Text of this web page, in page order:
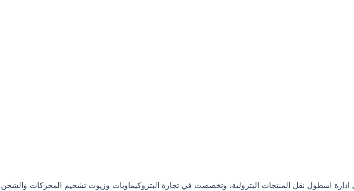
بشكل كبير في ادارة اسطول نقل المنتجات البترولية، وتخصصت في تجارة البتروكيماويات وزيوت تشحيم المحركات والشحن